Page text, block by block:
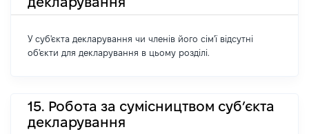
У суб'єкта декларування чи членів його сім'ї відсутні
об'єкти для декларування в цьому розділі.
15. Робота за сумісництвом суб’єкта
декларування